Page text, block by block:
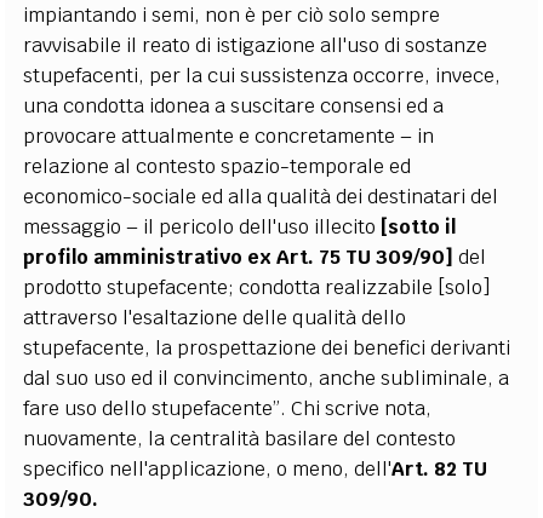
impiantando i semi, non è per ciò solo sempre
ravvisabile il reato di istigazione all'uso di sostanze
stupefacenti, per la cui sussistenza occorre, invece,
una condotta idonea a suscitare consensi ed a
provocare attualmente e concretamente – in
relazione al contesto spazio-temporale ed
economico-sociale ed alla qualità dei destinatari del
messaggio – il pericolo dell'uso illecito [sotto il
profilo amministrativo ex Art. 75 TU 309/90] del
prodotto stupefacente; condotta realizzabile [solo]
attraverso l'esaltazione delle qualità dello
stupefacente, la prospettazione dei benefici derivanti
dal suo uso ed il convincimento, anche subliminale, a
fare uso dello stupefacente”. Chi scrive nota,
nuovamente, la centralità basilare del contesto
specifico nell'applicazione, o meno, dell'Art. 82 TU
309/90.